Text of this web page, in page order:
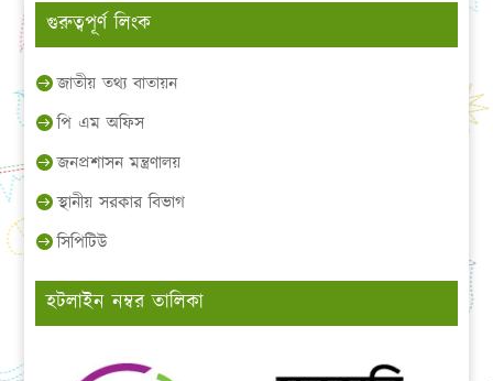
গুরুত্বপূর্ণ লিংক
জাতীয় তথ্য বাতায়ন
পি এম অফিস
জনপ্রশাসন মন্ত্রণালয়
স্থানীয় সরকার বিভাগ
সিপিটিউ
হটলাইন নম্বর তালিকা